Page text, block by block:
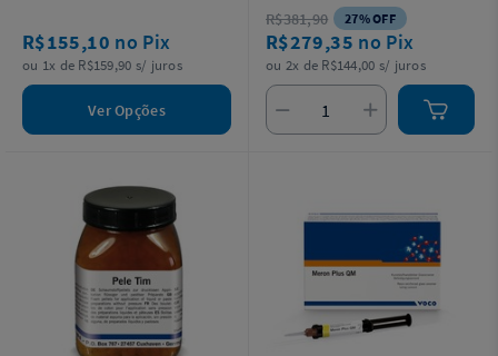
R$155,10 no Pix
ou 1x de R$159,90 s/ juros
Ver Opções
R$381,90 27% OFF
R$279,35 no Pix
ou 2x de R$144,00 s/ juros